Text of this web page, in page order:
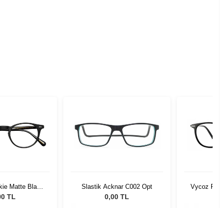
Matte Black
01
TL
Slastik Acknar C002 Opt
0,00 TL
Vycoz